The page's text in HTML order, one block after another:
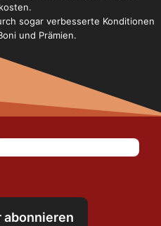
sogar verbesserte Konditionen
und Prämien.